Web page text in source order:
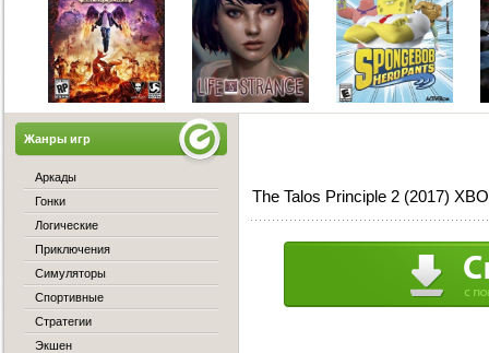
The Talos Principle 2 (2017)
Жанры игр
Аркады
Гонки
Логические
Приключения
Симуляторы
Спортивные
Стратегии
Экшен